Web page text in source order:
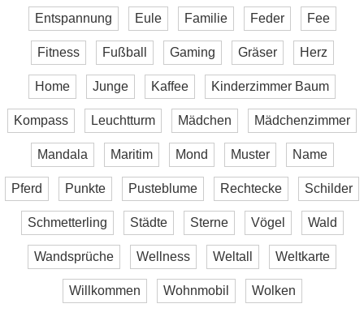
Entspannung Eule Familie Feder Fee
Fitness Fußball Gaming Gräser Herz
Home Junge Kaffee Kinderzimmer Baum
Kompass Leuchtturm Mädchen Mädchenzimmer
Mandala Maritim Mond Muster Name
Pferd Punkte Pusteblume Rechtecke Schilder
Schmetterling Städte Sterne Vögel Wald
Wandsprüche Wellness Weltall Weltkarte
Willkommen Wohnmobil Wolken